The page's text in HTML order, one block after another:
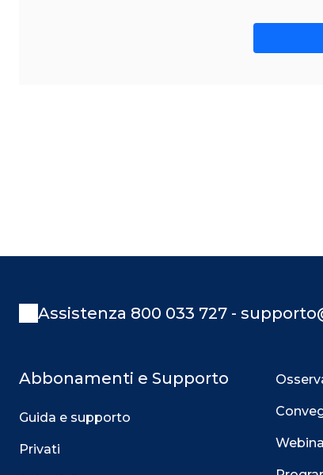
Assistenza 800 033 727 -
Abbonamenti e Supporto
Guida e supporto
Privati